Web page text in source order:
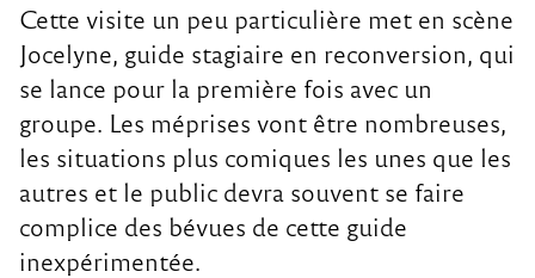
Cette visite un peu particulière met en scène
Jocelyne, guide stagiaire en reconversion, qui
se lance pour la première fois avec un
groupe. Les méprises vont être nombreuses,
les situations plus comiques les unes que les
autres et le public devra souvent se faire
complice des bévues de cette guide
inexpérimentée.